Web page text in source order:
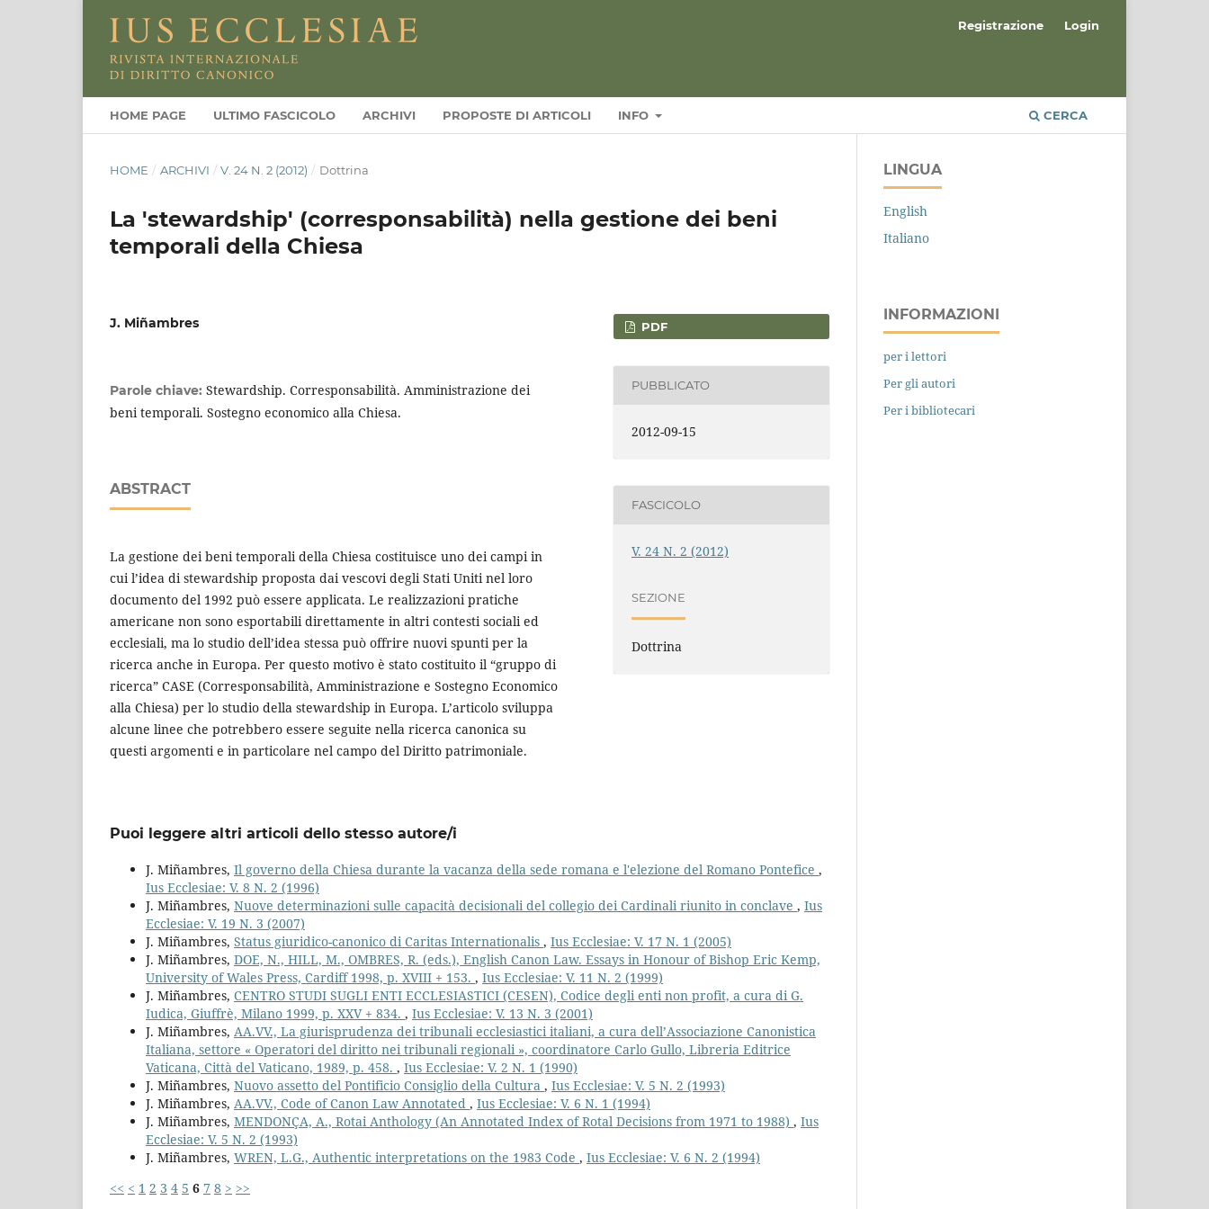
HOME PAGE ULTIMO FASCICOLO ARCHIVI PROPOSTE DI ARTICOLI INFO CERCA
Registrazione Login
HOME / ARCHIVI / V. 24 N. 2 (2012) / Dottrina
La 'stewardship' (corresponsabilità) nella gestione dei beni
temporali della Chiesa
J. Miñambres
Parole chiave: Stewardship. Corresponsabilità. Amministrazione dei
beni temporali. Sostegno economico alla Chiesa.
ABSTRACT
La gestione dei beni temporali della Chiesa costituisce uno dei campi in
cui l’idea di stewardship proposta dai vescovi degli Stati Uniti nel loro
documento del 1992 può essere applicata. Le realizzazioni pratiche
americane non sono esportabili direttamente in altri contesti sociali ed
ecclesiali, ma lo studio dell’idea stessa può offrire nuovi spunti per la
ricerca anche in Europa. Per questo motivo è stato costituito il “gruppo di
ricerca” CASE (Corresponsabilità, Amministrazione e Sostegno Economico
alla Chiesa) per lo studio della stewardship in Europa. L’articolo sviluppa
alcune linee che potrebbero essere seguite nella ricerca canonica su
questi argomenti e in particolare nel campo del Diritto patrimoniale.
PDF
PUBBLICATO
2012-09-15
FASCICOLO
V. 24 N. 2 (2012)
SEZIONE
Dottrina
Puoi leggere altri articoli dello stesso autore/i
J. Miñambres, Il governo della Chiesa durante la vacanza della sede romana e l'elezione del Romano Pontefice ,
Ius Ecclesiae: V. 8 N. 2 (1996)
J. Miñambres, Nuove determinazioni sulle capacità decisionali del collegio dei Cardinali riunito in conclave , Ius
Ecclesiae: V. 19 N. 3 (2007)
J. Miñambres, Status giuridico-canonico di Caritas Internationalis , Ius Ecclesiae: V. 17 N. 1 (2005)
J. Miñambres, DOE, N., HILL, M., OMBRES, R. (eds.), English Canon Law. Essays in Honour of Bishop Eric Kemp,
University of Wales Press, Cardiff 1998, p. XVIII + 153. , Ius Ecclesiae: V. 11 N. 2 (1999)
J. Miñambres, CENTRO STUDI SUGLI ENTI ECCLESIASTICI (CESEN), Codice degli enti non profit, a cura di G.
Iudica, Giuffrè, Milano 1999, p. XXV + 834. , Ius Ecclesiae: V. 13 N. 3 (2001)
J. Miñambres, AA.VV., La giurisprudenza dei tribunali ecclesiastici italiani, a cura dell’Associazione Canonistica
Italiana, settore « Operatori del diritto nei tribunali regionali », coordinatore Carlo Gullo, Libreria Editrice
Vaticana, Città del Vaticano, 1989, p. 458. , Ius Ecclesiae: V. 2 N. 1 (1990)
J. Miñambres, Nuovo assetto del Pontificio Consiglio della Cultura , Ius Ecclesiae: V. 5 N. 2 (1993)
J. Miñambres, AA.VV., Code of Canon Law Annotated , Ius Ecclesiae: V. 6 N. 1 (1994)
J. Miñambres, MENDONÇA, A., Rotai Anthology (An Annotated Index of Rotal Decisions from 1971 to 1988) , Ius
Ecclesiae: V. 5 N. 2 (1993)
J. Miñambres, WREN, L.G., Authentic interpretations on the 1983 Code , Ius Ecclesiae: V. 6 N. 2 (1994)
<< < 1 2 3 4 5 6 7 8 > >>
LINGUA
English
Italiano
INFORMAZIONI
per i lettori
Per gli autori
Per i bibliotecari